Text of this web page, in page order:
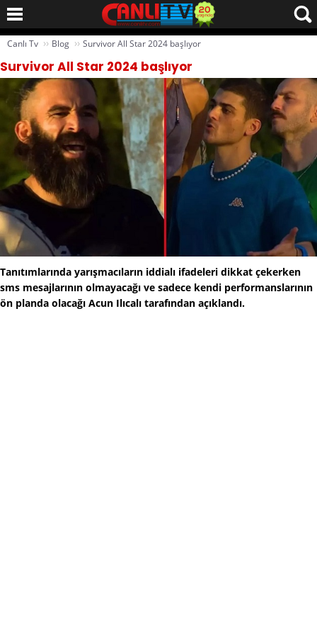
Canlı Tv ›› Blog ›› Survivor All Star 2024 başlıyor
Survivor All Star 2024 başlıyor
Tanıtımlarında yarışmacıların iddialı ifadeleri dikkat çekerken
sms mesajlarının olmayacağı ve sadece kendi performanslarının
ön planda olacağı Acun Ilıcalı tarafından açıklandı.